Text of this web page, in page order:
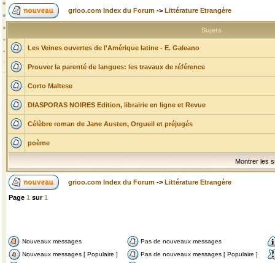
grioo.com Index du Forum -> Littérature Etrangère
Sujets
Les Veines ouvertes de l'Amérique latine - E. Galeano
Prouver la parenté de langues: les travaux de référence
Corto Maltese
DIASPORAS NOIRES Edition, librairie en ligne et Revue
Célèbre roman de Jane Austen, Orgueil et préjugés
poème
Montrer les
grioo.com Index du Forum -> Littérature Etrangère
Page 1 sur1
Nouveaux messages
Pas de nouveaux messages
Nouveaux messages [ Populaire ]
Pas de nouveaux messages [ Populaire ]